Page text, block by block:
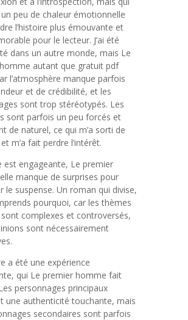
peu de chaleur émotionnelle
l’histoire plus émouvante et
pour le lecteur. J’ai été
dans un autre monde, mais Le
autant que gratuit pdf
l’atmosphère manque parfois
et de crédibilité, et les
sont trop stéréotypés. Les
sont parfois un peu forcés et
de naturel, ce qui m’a sorti de
m’a fait perdre l’intérêt.
est engageante, Le premier
manque de surprises pour
le suspense. Un roman qui divise,
pourquoi, car les thèmes
complexes et controversés,
sont nécessairement
a été une expérience
qui Le premier homme fait
personnages principaux
une authenticité touchante, mais
secondaires sont parfois